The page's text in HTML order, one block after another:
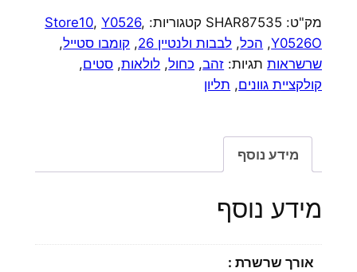
שרשרת
לולאות
לב
לאזולי
מק"ט: SHAR87535 קטגוריות: Store10,Y0526,
Y0526O
, הכל, לבבות ולנטיין 26 , קומבו סטייל,
שרשראות תגיות: זהב, כחול, לולאות, סטים,
קולקציית גוונים, תליון
מידע נוסף
מידע נוסף
אורך שרשרת :